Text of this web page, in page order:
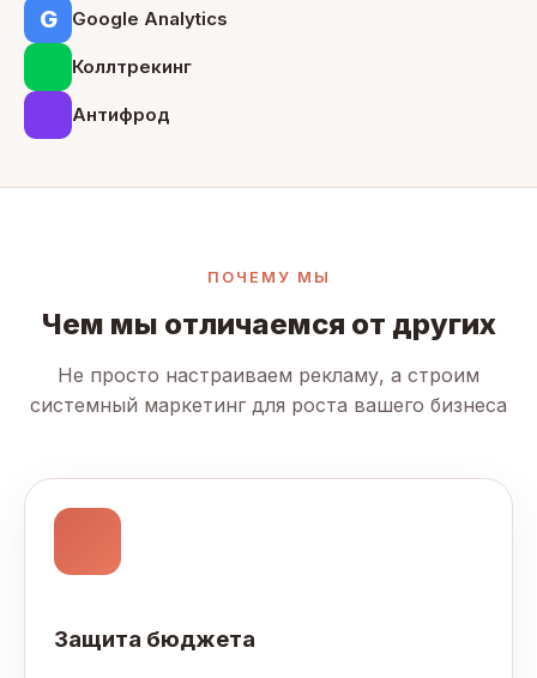
G Google Analytics
Коллтрекинг
Антифрод
ПОЧЕМУ МЫ
Чем мы отличаемся от других
Не просто настраиваем рекламу, а строим
системный маркетинг для роста вашего бизнеса
Защита бюджета